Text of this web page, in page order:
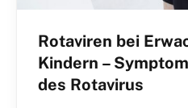
Rotaviren bei
Kindern –
des Rotavirus